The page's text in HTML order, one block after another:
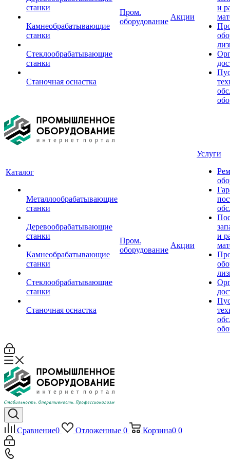
станки
Камнеобрабатывающие
станки
Стеклообрабатывающие
станки
Станочная оснастка
Пром.
оборудование
Акции
и
Каталог
Металлообрабатывающие
станки
Деревообрабатывающие
станки
Камнеобрабатывающие
станки
Стеклообрабатывающие
станки
Станочная оснастка
Пром.
оборудование
Акции
Услуги
и
Сравнение0 Отложенные 0 Корзина0 0